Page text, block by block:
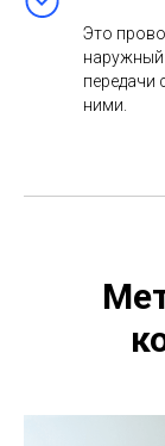
Это
наружный
передачи
ними.